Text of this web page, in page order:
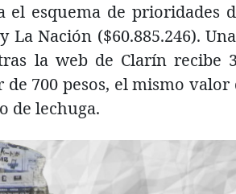
esquema de prioridades
La Nación ($60.885.246).
la web de Clarín recibe
700 pesos, el mismo valor
de lechuga.